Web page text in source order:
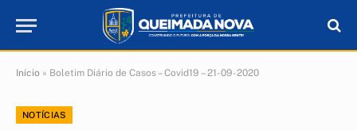
Início » Boletim Diário de Casos – Covid19 – 21-09-2020
NOTÍCIAS